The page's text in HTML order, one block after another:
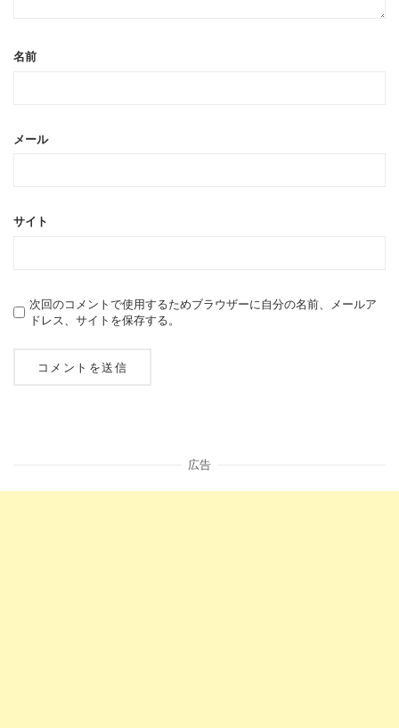
名前
メール
サイト
次回のコメントで使用するためブラウザーに自分の名前、メールア
ドレス、サイトを保存する。
広告